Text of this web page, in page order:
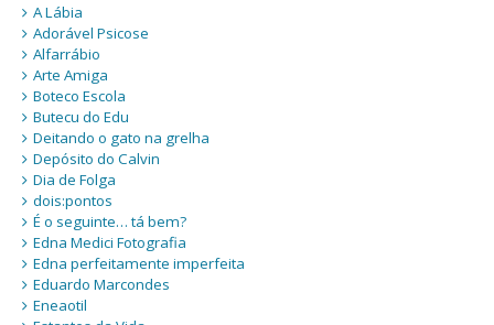
A Lábia
Adorável Psicose
Alfarrábio
Arte Amiga
Boteco Escola
Butecu do Edu
Deitando o gato na grelha
Depósito do Calvin
Dia de Folga
dois:pontos
É o seguinte… tá bem?
Edna Medici Fotografia
Edna perfeitamente imperfeita
Eduardo Marcondes
Eneaotil